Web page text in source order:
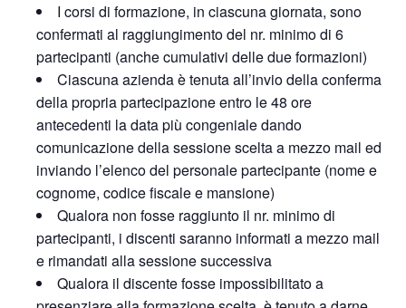
I corsi di formazione, in ciascuna giornata, sono
confermati al raggiungimento del nr. minimo di 6
partecipanti (anche cumulativi delle due formazioni)
Ciascuna azienda è tenuta all’invio della conferma
della propria partecipazione entro le 48 ore
antecedenti la data più congeniale dando
comunicazione della sessione scelta a mezzo mail ed
inviando l’elenco del personale partecipante (nome e
cognome, codice fiscale e mansione)
Qualora non fosse raggiunto il nr. minimo di
partecipanti, i discenti saranno informati a mezzo mail
e rimandati alla sessione successiva
Qualora il discente fosse impossibilitato a